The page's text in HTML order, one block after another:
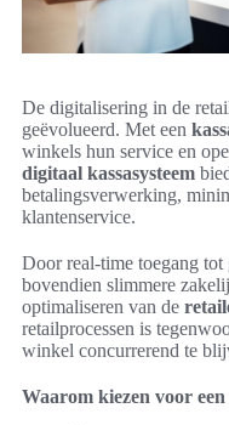
De digitalisering in de
geëvolueerd. Met een
winkels hun service en
digitaal kassasysteem
betalingsverwerking,
klantenservice.
Door real-time toegang
bovendien slimmere
optimaliseren van de
retailprocessen is
winkel concurrerend te
Waarom kiezen voor